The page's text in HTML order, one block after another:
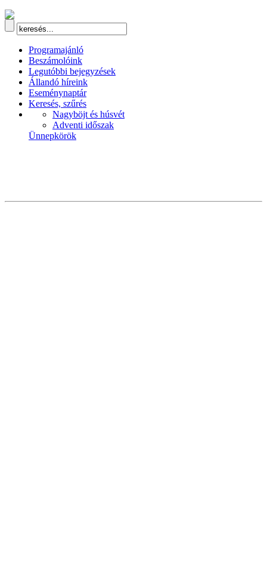
Programajánló
Beszámolóink
Legutóbbi bejegyzések
Állandó híreink
Eseménynaptár
Keresés, szűrés
Nagyböjt és húsvét
Adventi időszak
Ünnepkörök